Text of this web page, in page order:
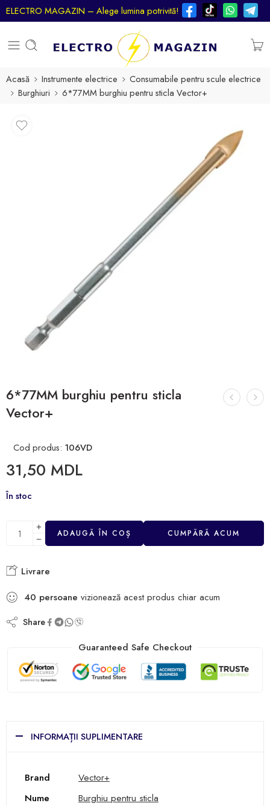
ELECTRO MAGAZIN – Alege lumina potrivită!
Acasă Instrumente electrice
Consumabile pentru scule electrice
Burghiuri
6*77MM burghiu pentru sticla Vector+
6*77MM burghiu pentru sticla
Vector+
Cod produs: 106VD
31,50 MDL
În stoc
ADAUGĂ ÎN COȘ CUMPĂRĂ ACUM
Livrare
40 persoane vizionează acest produs chiar acum
Share
Guaranteed Safe Checkout
INFORMAȚII SUPLIMENTARE
Brand
Vector+
Nume
Burghiu pentru sticla